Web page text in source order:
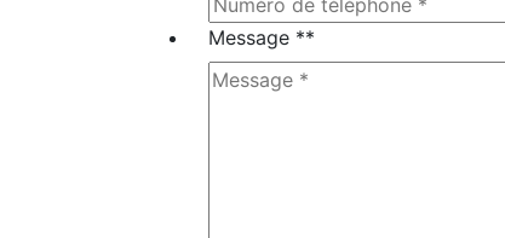
Message **